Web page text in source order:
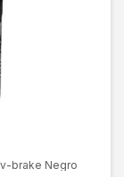
brake Negro